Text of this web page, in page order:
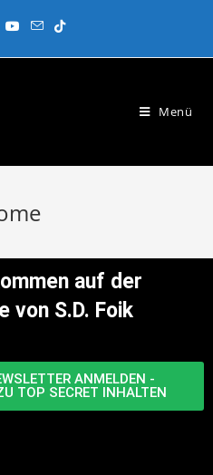
Menü
auf der
von S.D. Foik
ANMELDEN -
TOP SECRET INHALTEN